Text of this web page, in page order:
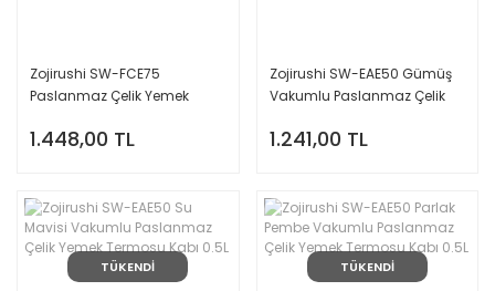
Zojirushi SW-FCE75
Paslanmaz Çelik Yemek
1.448,00 TL
Zojirushi SW-EAE50 Gümüş
Vakumlu Paslanmaz Çelik
1.241,00 TL
TÜKENDİ TÜKENDİ